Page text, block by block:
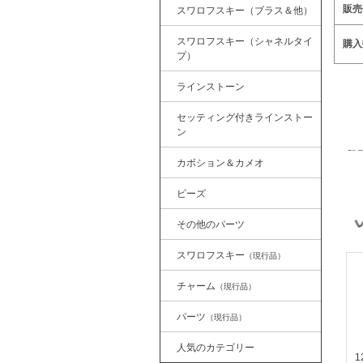
販
購
スワロフスキー（ブラス＆他）
スワロフスキー（シャネルタイ
プ）
ラインストーン
セッティング付きラインストー
ン
カボション＆カメオ
ビーズ
その他のパーツ
スワロフスキー （現行品）
チャーム （現行品）
パーツ （現行品）
人気のカテゴリー